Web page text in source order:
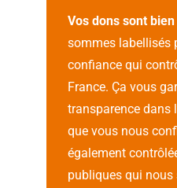
Vos dons sont
sommes labellisés
confiance qui
France. Ça vous
transparence dans
que vous nous
également
publiques qui nous